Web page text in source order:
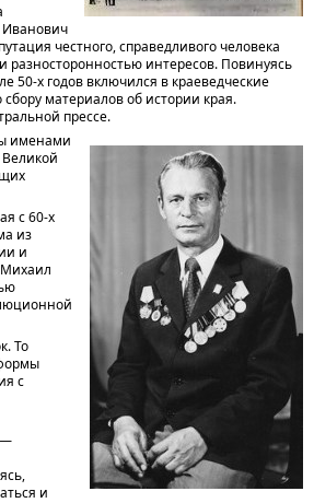
Иванович
честного, справедливого человека
разносторонностью интересов. Повинуясь
50-х годов включился в краеведческие
материалов об истории края.
прессе.
именами
с 60-х
из
и
Михаил
То
с
—
и